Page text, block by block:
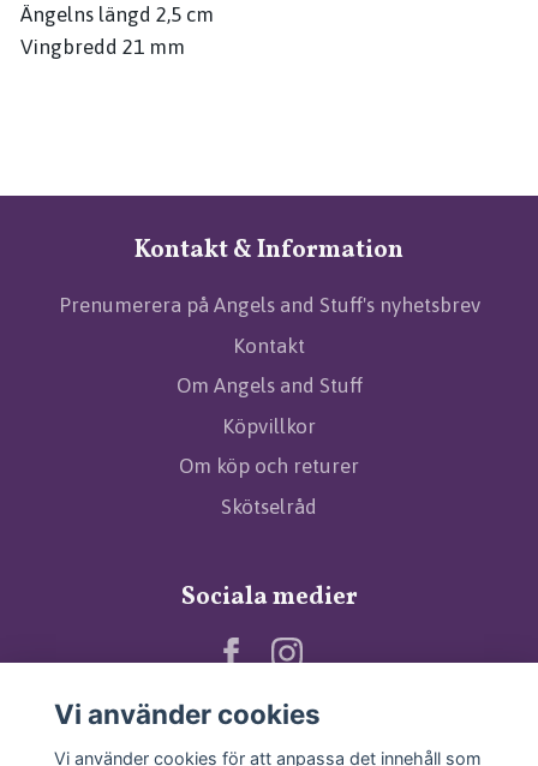
Ängelns längd 2,5 cm
Vingbredd 21 mm
Kontakt & Information
Prenumerera på Angels and Stuff's nyhetsbrev
Kontakt
Om Angels and Stuff
Köpvillkor
Om köp och returer
Skötselråd
Sociala medier
Vi använder cookies
Vi använder cookies för att anpassa det innehåll som